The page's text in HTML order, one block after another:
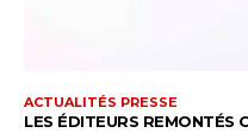
ACTUALITÉS PRESSE
LES ÉDITEURS REMONTÉS